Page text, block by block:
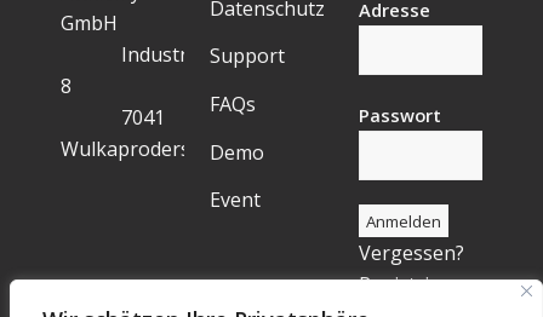
GmbH
Industriegelände
8
7041
Wulkaprodersdorf
Datenschutz
Support
FAQs
Demo
Event
Adresse
Passwort
Vergessen?
Registrieren